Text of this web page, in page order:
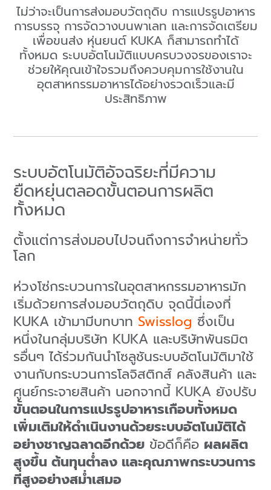
ไม่ว่าจะเป็นการส่งมอบวัตถุดิบ การแปรรูปอาหาร
การบรรจุ การจัดวางบนพาเลท และการจัดเตรียม
เพื่อขนส่ง หุ่นยนต์ KUKA ก็สามารถทำได้
ทั้งหมด ระบบอัตโนมัติแบบครบวงจรของเราจะ
ช่วยให้คุณเข้าใจรวมถึงควบคุมการใช้งานใน
อุตสาหกรรมอาหารได้อย่างรวดเร็วและมี
ประสิทธิภาพ
ระบบอัตโนมัติอัจฉริยะที่มีความ
ยืดหยุ่นตลอดขั้นตอนการผลิต
ทั้งหมด
ตั้งแต่การส่งมอบไปจนถึงการจำหน่ายทั่ว
โลก
ห่วงโซ่กระบวนการในอุตสาหกรรมอาหารมัก
เริ่มด้วยการส่งมอบวัตถุดิบ จุดนี้นี่เองที่
KUKA เข้ามามีบทบาท Swisslog ซึ่งเป็น
หนึ่งในกลุ่มบริษัท KUKA และบริษัทพันธมิต
รอื่นๆ ได้ร่วมกันนำโซลูชันระบบอัตโนมัติมาใช้
งานกับกระบวนการโลจิสติกส์ คลังสินค้า และ
ศูนย์กระจายสินค้า นอกจากนี้ KUKA ยังปรับ
ขั้นตอนในการแปรรูปอาหารเกือบทั้งหมด
เพิ่มเติมให้ดำเนินงานด้วยระบบอัตโนมัติได้
อย่างชาญฉลาดอีกด้วย ข้อดีก็คือ ผลผลิต
สูงขึ้น ต้นทุนต่ำลง และคุณภาพกระบวนการ
ที่สูงอย่างสม่ำเสมอ